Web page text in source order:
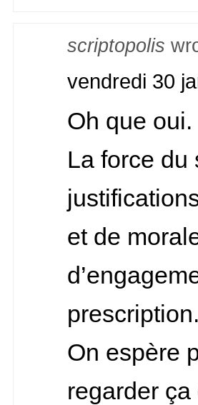
scriptopolis
vendredi 30
Oh que oui.
La force du
et de
prescription.
On espère
regarder